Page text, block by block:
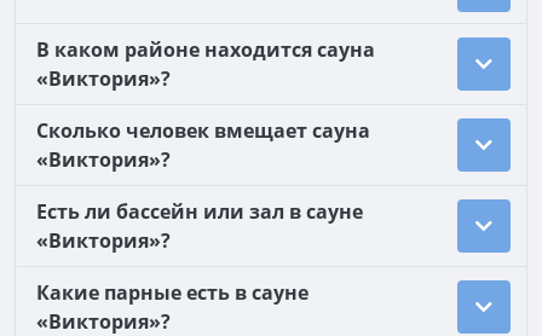
В каком районе находится сауна
«Виктория»?
Сколько человек вмещает сауна
«Виктория»?
Есть ли бассейн или зал в сауне
«Виктория»?
Какие парные есть в сауне
«Виктория»?